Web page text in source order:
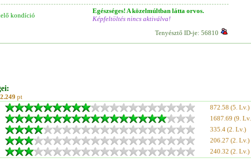
kondíció
Egészséges! A közelmúltban látta orvos.
Képfeltöltés nincs aktiválva!
Tenyésztő ID-je: 56810
pt
872.58 (5. Lv.)
1687.69 (9.
335.4 (2. Lv.)
206.27 (2. Lv.)
240.32 (2. Lv.)